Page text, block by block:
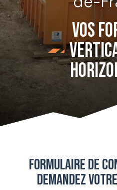
Vos
Formulaire de
demandez